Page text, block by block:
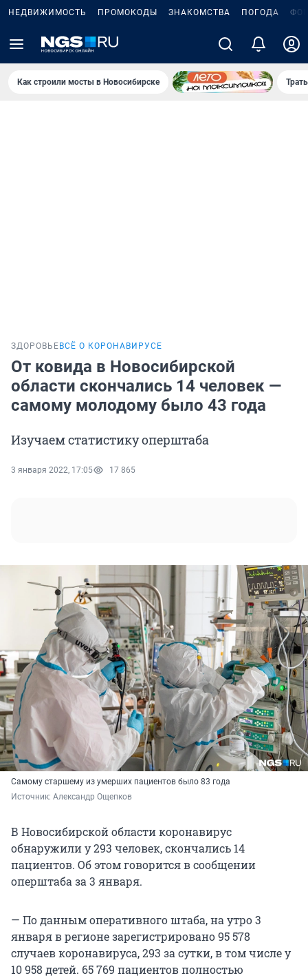
НЕДВИЖИМОСТЬ ПРОМОКОДЫ ЗНАКОМСТВА ПОГОДА
Как строили мосты в Новосибирске
ЗДОРОВЬЕ ВСЁ О КОРОНАВИРУСЕ
От ковида в Новосибирской
области скончались 14 человек —
самому молодому было 43 года
Изучаем статистику оперштаба
3 января 2022, 17:05 17 865
Самому старшему из умерших пациентов было 83 года
Источник: Александр Ощепков
В Новосибирской области коронавирус
обнаружили у 293 человек, скончались 14
пациентов. Об этом говорится в сообщении
оперштаба за 3 января.
— По данным оперативного штаба, на утро 3
января в регионе зарегистрировано 95 578
случаев коронавируса, 293 за сутки, в том числе у
10 958 детей. 65 769 пациентов полностью